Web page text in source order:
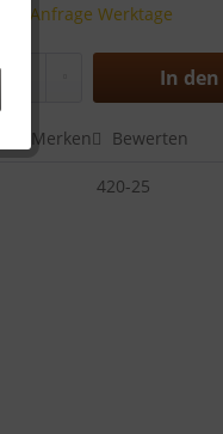
Anfrage Werktage
In den
Merken Bewerten
420-25